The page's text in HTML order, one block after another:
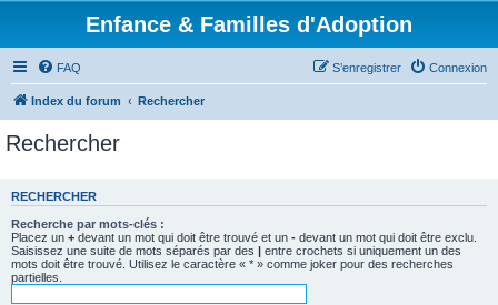
Enfance & Familles d'Adoption
FAQ Connexion
S’enregistrer
Index du forum Rechercher
Rechercher
RECHERCHER
Recherche par mots-clés :
Placez un + devant un mot qui doit être trouvé et un - devant un mot qui doit être exclu.
Saisissez une suite de mots séparés par des | entre crochets si uniquement un des
mots doit être trouvé. Utilisez le caractère « * » comme joker pour des recherches
partielles.